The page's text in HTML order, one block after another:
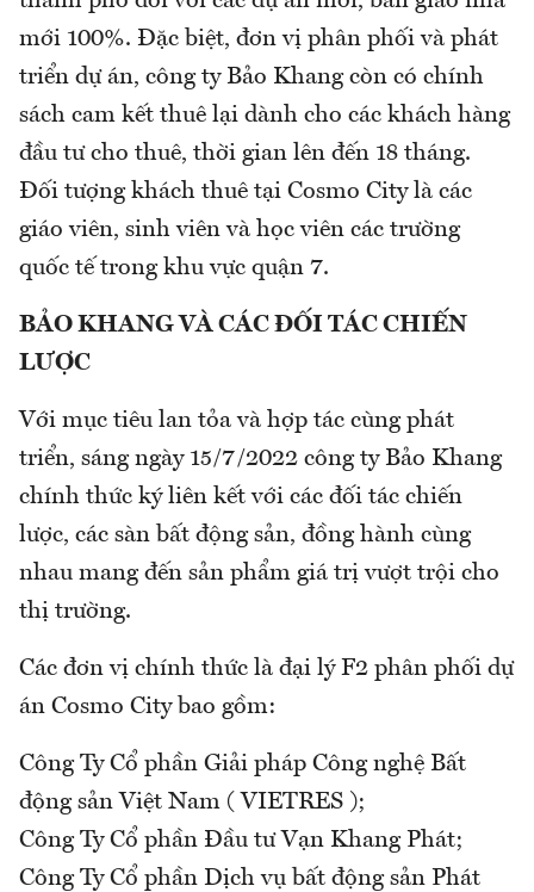
mới 100%. Đặc biệt, đơn vị phân phối và phát
triển dự án, công ty Bảo Khang còn có chính
sách cam kết thuê lại dành cho các khách hàng
đầu tư cho thuê, thời gian lên đến 18 tháng.
Đối tượng khách thuê tại Cosmo City là các
giáo viên, sinh viên và học viên các trường
quốc tế trong khu vực quận 7.
BẢO KHANG VÀ CÁC ĐỐI TÁC CHIẾN
LƯỢC
Với mục tiêu lan tỏa và hợp tác cùng phát
triển, sáng ngày 15/7/2022 công ty Bảo Khang
chính thức ký liên kết với các đối tác chiến
lược, các sàn bất động sản, đồng hành cùng
nhau mang đến sản phẩm giá trị vượt trội cho
thị trường.
Các đơn vị chính thức là đại lý F2 phân phối dự
án Cosmo City bao gồm:
Công Ty Cổ phần Giải pháp Công nghệ Bất
động sản Việt Nam ( VIETRES );
Công Ty Cổ phần Đầu tư Vạn Khang Phát;
Công Ty Cổ phần Dịch vụ bất động sản Phát